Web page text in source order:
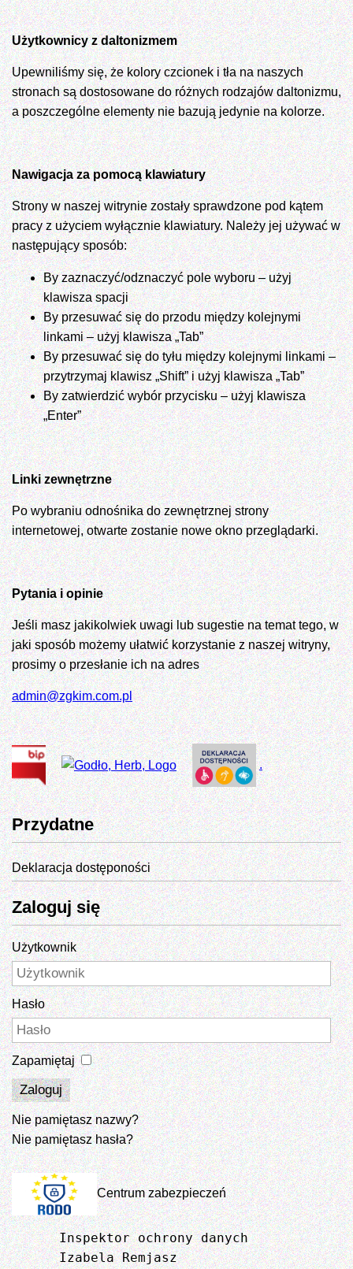
Użytkownicy z daltonizmem
Upewniliśmy się, że kolory czcionek i tła na naszych
stronach są dostosowane do różnych rodzajów daltonizmu,
a poszczególne elementy nie bazują jedynie na kolorze.
Nawigacja za pomocą klawiatury
Strony w naszej witrynie zostały sprawdzone pod kątem
pracy z użyciem wyłącznie klawiatury. Należy jej używać w
następujący sposób:
By zaznaczyć/odznaczyć pole wyboru – użyj
klawisza spacji
By przesuwać się do przodu między kolejnymi
linkami – użyj klawisza „Tab”
By przesuwać się do tyłu między kolejnymi linkami –
przytrzymaj klawisz „Shift” i użyj klawisza „Tab”
By zatwierdzić wybór przycisku – użyj klawisza
„Enter”
Linki zewnętrzne
Po wybraniu odnośnika do zewnętrznej strony
internetowej, otwarte zostanie nowe okno przeglądarki.
Pytania i opinie
Jeśli masz jakikolwiek uwagi lub sugestie na temat tego, w
jaki sposób możemy ułatwić korzystanie z naszej witryny,
prosimy o przesłanie ich na adres
admin@zgkim.com.pl
.
Przydatne
Deklaracja dostęponości
Zaloguj się
Użytkownik
Hasło
Zapamiętaj
Zaloguj
Nie pamiętasz nazwy?
Nie pamiętasz hasła?
Centrum zabezpieczeń
Inspektor ochrony danych
Izabela Remjasz